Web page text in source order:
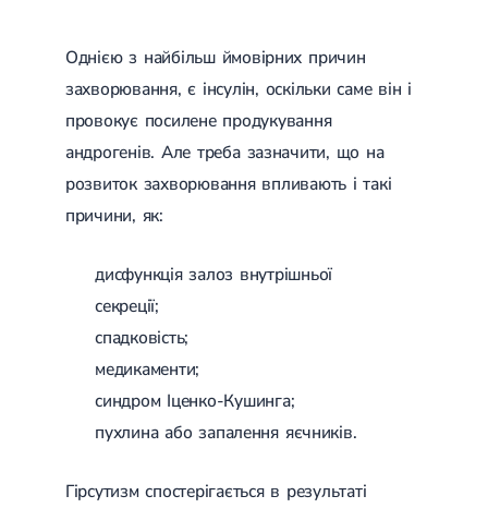
Дифузний зоб
Тиреоїдит
Аутоиммунный тиреоидит
Хронічний тиреоїдит
Гіпотиреоз
Хвороба Іценко-Кушинга
Кіста щитовидної залози
Метаболічний синдром
Наднирковозалозна недостатність (хвороба Аддісона)
Фізіотерапія
Магнітотерапія
Лазерна терапія
Реабілітація після ендопротезування
Однією з найбільш ймовірних причин
захворювання, є інсулін, оскільки саме він і
провокує посилене продукування
андрогенів. Але треба зазначити, що на
розвиток захворювання впливають і такі
причини, як:
дисфункція залоз внутрішньої
секреції;
спадковість;
медикаменти;
синдром Іценко-Кушинга;
пухлина або запалення яєчників.
Гірсутизм спостерігається в результаті